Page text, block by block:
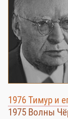
1976 Тимур и
1975 Волны